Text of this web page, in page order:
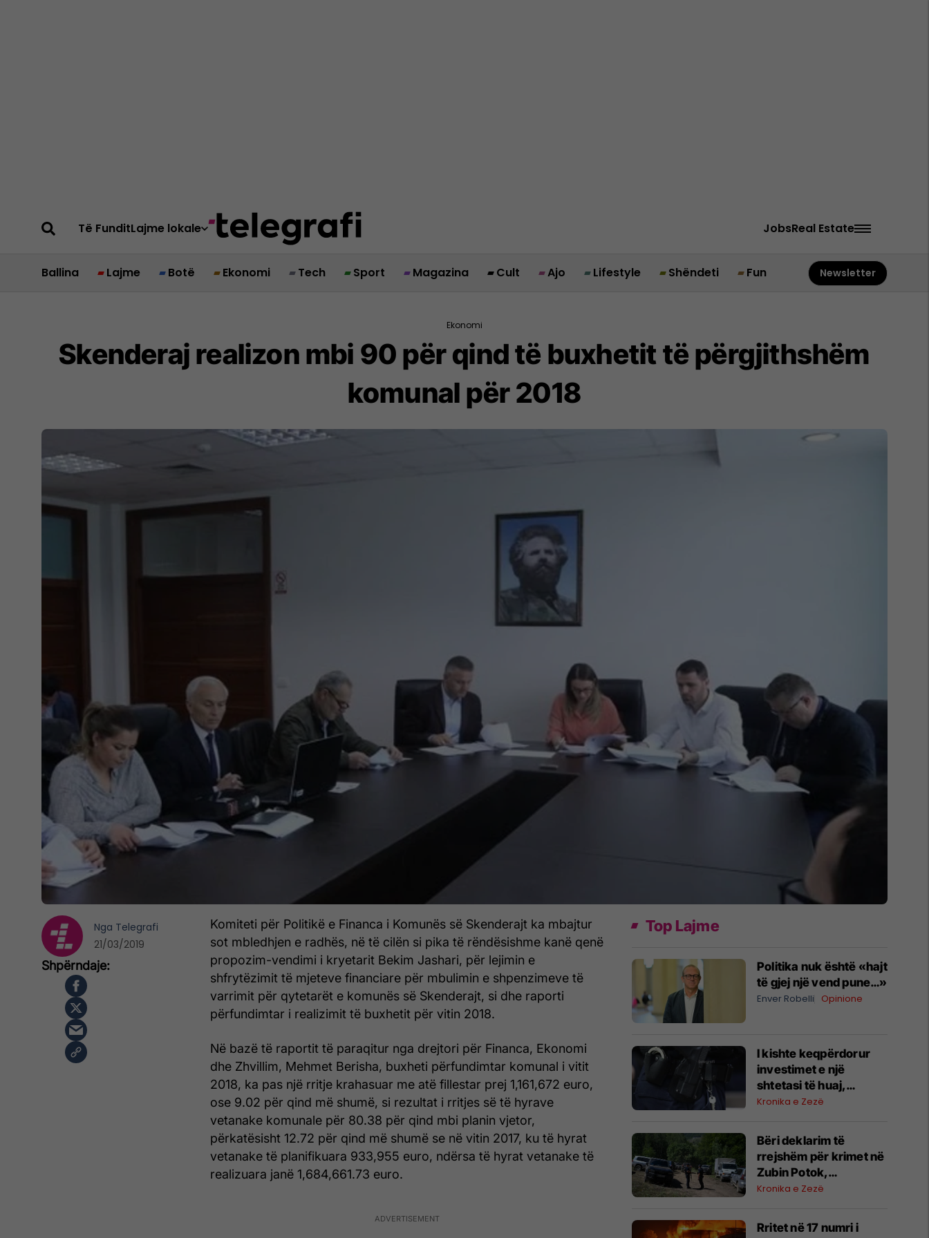
Të FunditLajme lokale JobsReal Estate
Ballina Lajme Botë Ekonomi Tech Sport Magazina Cult Ajo Lifestyle Shëndeti Fun Newsletter
Ekonomi
Skenderaj realizon mbi 90 për qind të buxhetit të përgjithshëm
komunal për 2018
Komiteti për Politikë e Financa i Komunës së Skenderajt ka mbajtur
sot mbledhjen e radhës, në të cilën si pika të rëndësishme kanë qenë
propozim-vendimi i kryetarit Bekim Jashari, për lejimin e
shfrytëzimit të mjeteve financiare për mbulimin e shpenzimeve të
varrimit për qytetarët e komunës së Skenderajt, si dhe raporti
përfundimtar i realizimit të buxhetit për vitin 2018.
Në bazë të raportit të paraqitur nga drejtori për Financa, Ekonomi
dhe Zhvillim, Mehmet Berisha, buxheti përfundimtar komunal i vitit
2018, ka pas një rritje krahasuar me atë fillestar prej 1,161,672 euro,
ose 9.02 për qind më shumë, si rezultat i rritjes së të hyrave
vetanake komunale për 80.38 për qind mbi planin vjetor,
përkatësisht 12.72 për qind më shumë se në vitin 2017, ku të hyrat
vetanake të planifikuara 933,955 euro, ndërsa të hyrat vetanake të
realizuara janë 1,684,661.73 euro.
Nga Telegrafi
21/03/2019
Top Lajme
Politika nuk është «hajt
të gjej një vend pune…»
Enver Robelli Opinione
I kishte keqpërdorur
investimet e një
shtetasi të huaj,
arrestohet i dyshuari
Kronika e Zezë
​Bëri deklarim të
rrejshëm për krimet në
Zubin Potok,
“dëshmitari” nga
Kronika e Zezë
Rritet në 17 numri i